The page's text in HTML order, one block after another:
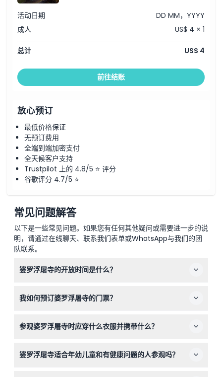
取消政策
活动日期
DD MM，YYYY
成人
US$ 4 × 1
总计 US$ 4
前往结账
放心预订
最低价格保证
无预订费用
全端到端加密支付
全天候客户支持
Trustpilot 上的 4.8/5 ⭐ 评分
谷歌评分 4.7/5 ⭐
常见问题解答
以下是一些常见问题。如果您有任何其他疑问或需要进一步的说
明，请通过在线聊天、联系我们表单或WhatsApp与我们的团
队联系。
婆罗浮屠寺的开放时间是什么？
在白天充足的时间内游览该景点（开放时间可能会有变动，
我如何预订婆罗浮屠寺的门票？
保证您的入场并节省现场排队时间。
参观婆罗浮屠寺时应穿什么衣服并携带什么？
帽子和防晒霜，因为寺庙内遮荫较少。
婆罗浮屠寺适合年幼儿童和有健康问题的人参观吗？